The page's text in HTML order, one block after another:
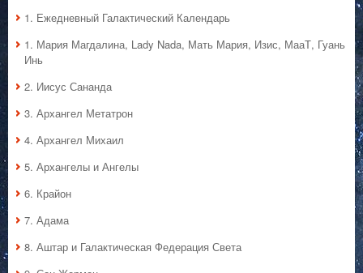
1. Ежедневный Галактический Календарь
1. Мария Магдалина, Lady Nada, Мать Мария, Изис, МааТ, Гуань
Инь
2. Иисус Сананда
3. Архангел Метатрон
4. Архангел Михаил
5. Архангелы и Ангелы
6. Крайон
7. Адама
8. Аштар и Галактическая Федерация Света